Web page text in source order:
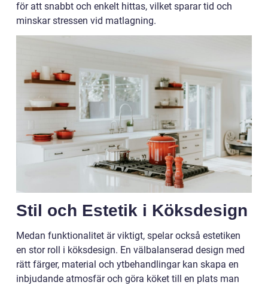
för att snabbt och enkelt hittas, vilket sparar tid och
minskar stressen vid matlagning.
Stil och Estetik i Köksdesign
Medan funktionalitet är viktigt, spelar också estetiken
en stor roll i köksdesign. En välbalanserad design med
rätt färger, material och ytbehandlingar kan skapa en
inbjudande atmosfär och göra köket till en plats man